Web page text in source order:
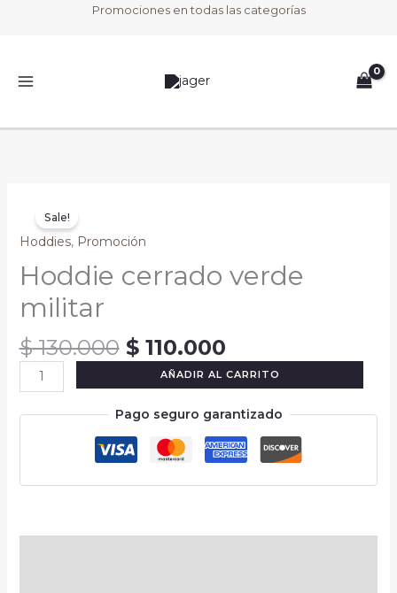
Promociones en todas las categorías
Sale!
Hoddies, Promoción
Hoddie cerrado verde
militar
$130.000
was:
$ 130.000.
$110.000
$ 110.000.
cerrado
verde
cantidad
AÑADIR AL CARRITO
Pago seguro garantizado